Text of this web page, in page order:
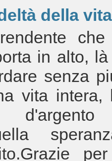
della vita
che
in alto,
senza
vita intera,